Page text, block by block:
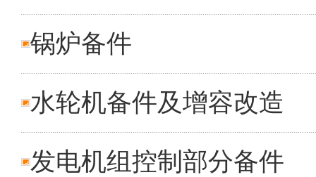
锅炉备件
水轮机备件及增容改造
发电机组控制部分备件